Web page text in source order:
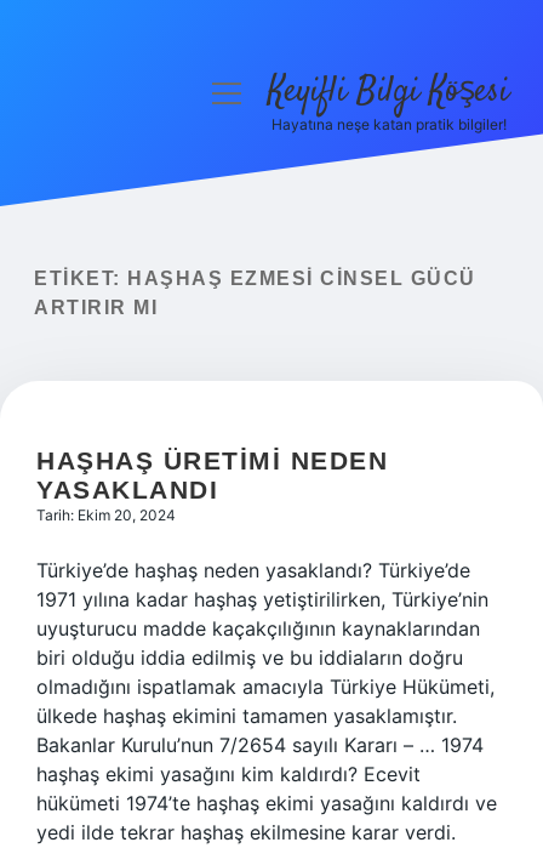
Yasal Uyarı
menüyüKeyifli Bilgi Köşesi
Hayatına neşe katan pratik bilgiler!
ETIKET:
HAŞHAŞ EZMESI CINSEL GÜCÜ
ARTIRIR MI
HAŞHAŞ ÜRETIMI NEDEN
YASAKLANDI
Tarih: Ekim 20, 2024
Türkiye’de haşhaş neden yasaklandı? Türkiye’de
1971 yılına kadar haşhaş yetiştirilirken, Türkiye’nin
uyuşturucu madde kaçakçılığının kaynaklarından
biri olduğu iddia edilmiş ve bu iddiaların doğru
olmadığını ispatlamak amacıyla Türkiye Hükümeti,
ülkede haşhaş ekimini tamamen yasaklamıştır.
Bakanlar Kurulu’nun 7/2654 sayılı Kararı – … 1974
haşhaş ekimi yasağını kim kaldırdı? Ecevit
hükümeti 1974’te haşhaş ekimi yasağını kaldırdı ve
yedi ilde tekrar haşhaş ekilmesine karar verdi.